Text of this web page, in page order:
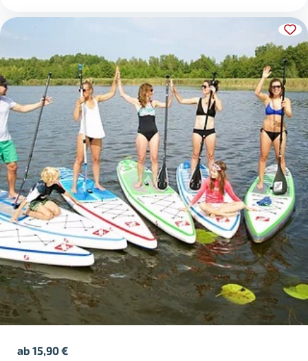
ab15,90€